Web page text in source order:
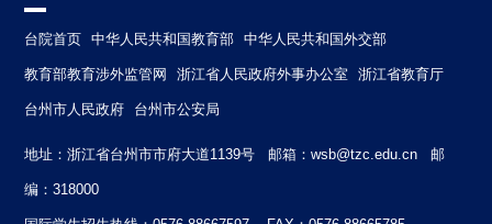
台院首页 中华人民共和国教育部 中华人民共和国外交部
教育部教育涉外监管网 浙江省人民政府外事办公室 浙江省教育厅
台州市人民政府 台州市公安局
地址：浙江省台州市市府大道1139号 邮箱：wsb@tzc.edu.cn 邮
编：318000